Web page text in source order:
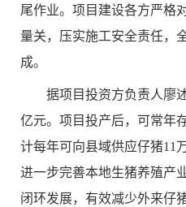
尾作业。项目建设各方严格
量关，压实施工安全责任，
成。
据项目投资方负责人廖
亿元。项目投产后，可常年
计每年可向县域供应仔猪11
进一步完善本地生猪养殖产
闭环发展，有效减少外来仔